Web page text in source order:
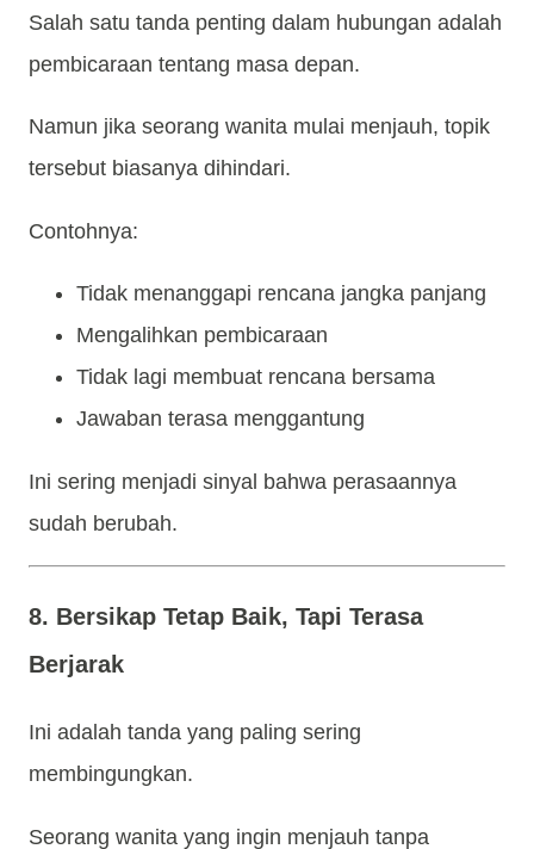
Salah satu tanda penting dalam hubungan adalah
pembicaraan tentang masa depan.
Namun jika seorang wanita mulai menjauh, topik
tersebut biasanya dihindari.
Contohnya:
Tidak menanggapi rencana jangka panjang
Mengalihkan pembicaraan
Tidak lagi membuat rencana bersama
Jawaban terasa menggantung
Ini sering menjadi sinyal bahwa perasaannya
sudah berubah.
8. Bersikap Tetap Baik, Tapi Terasa
Berjarak
Ini adalah tanda yang paling sering
membingungkan.
Seorang wanita yang ingin menjauh tanpa